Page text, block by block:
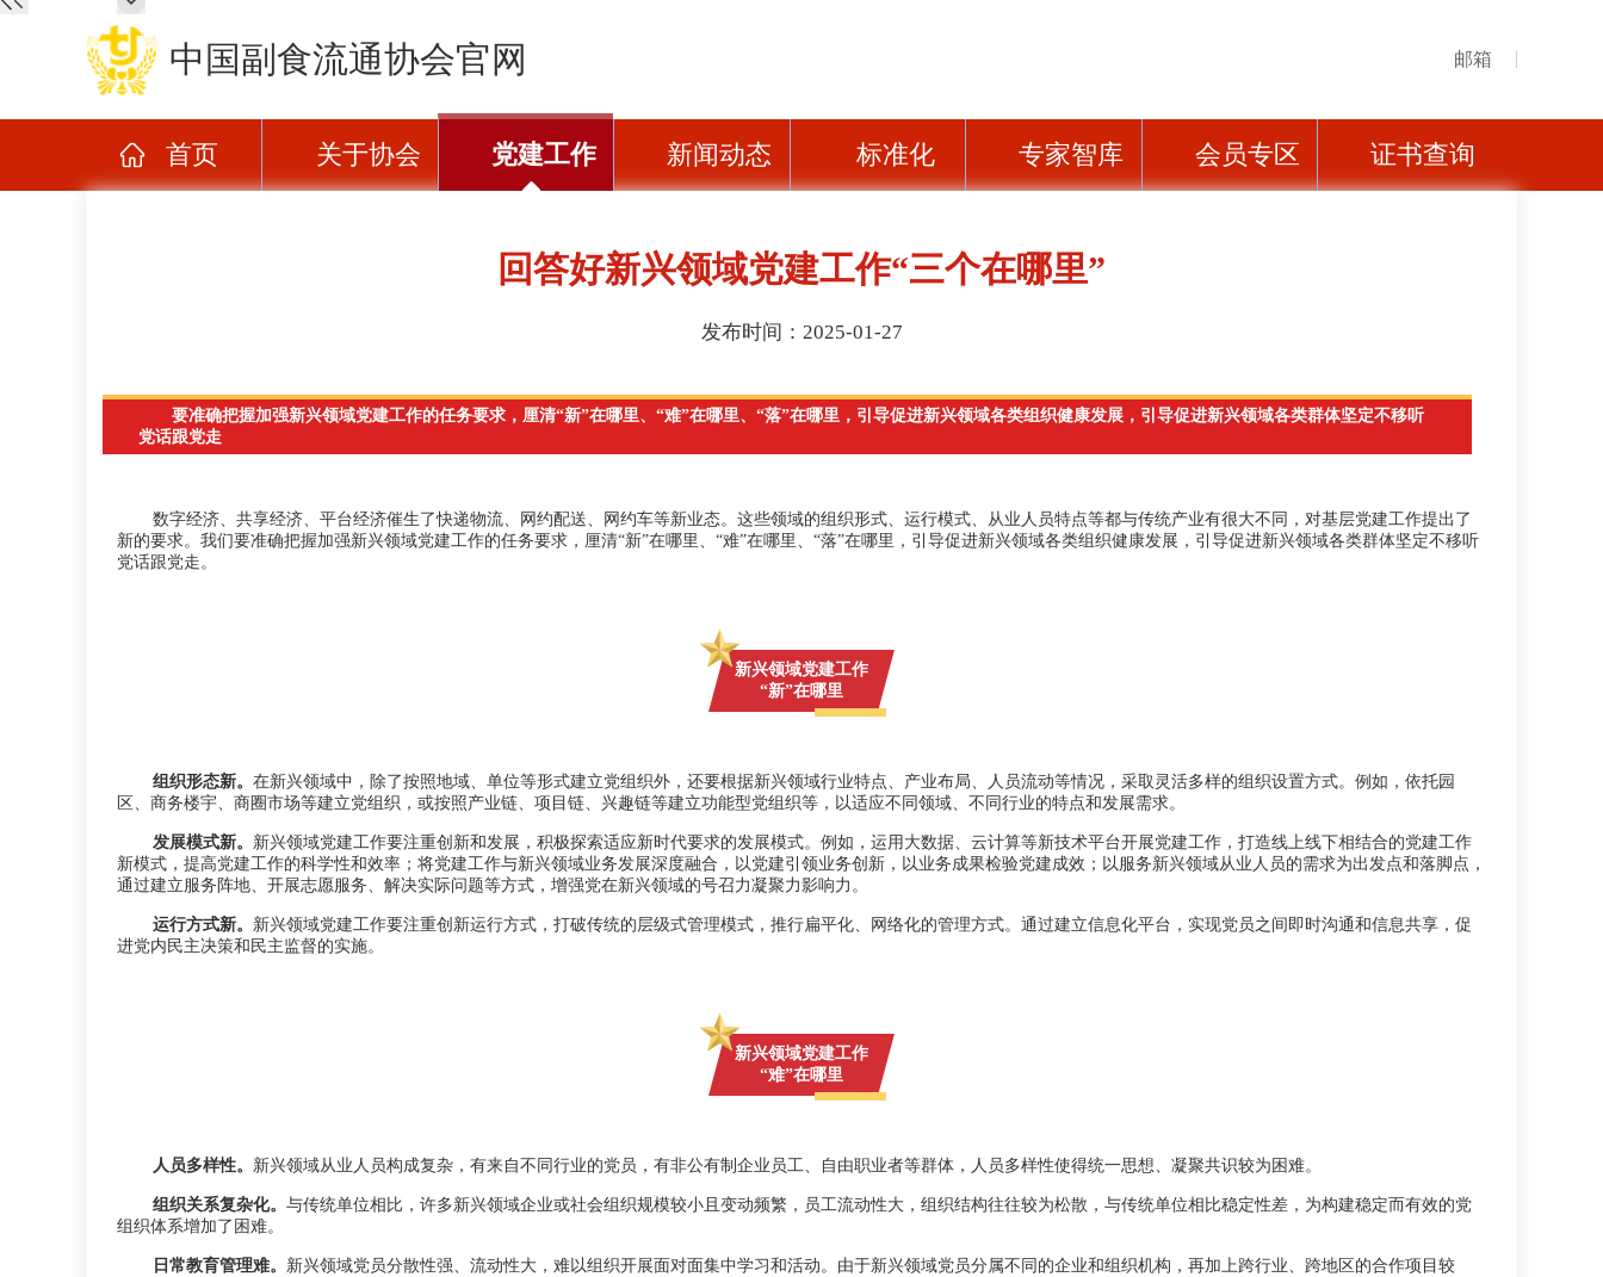
中国副食流通协会官网 邮箱
首页 关于协会 党建工作 新闻动态 标准化 专家智库 会员专区 证书查询
回答好新兴领域党建工作“三个在哪里”
发布时间：2025-01-27
要准确把握加强新兴领域党建工作的任务要求，厘清“新”在哪里、“难”在哪里、“落”在哪里，引导促进新兴领域各类组织健康发展，引导促进新兴领域各类群体坚定不移听
党话跟党走
数字经济、共享经济、平台经济催生了快递物流、网约配送、网约车等新业态。这些领域的组织形式、运行模式、从业人员特点等都与传统产业有很大不同，对基层党建工作提出了
新的要求。我们要准确把握加强新兴领域党建工作的任务要求，厘清“新”在哪里、“难”在哪里、“落”在哪里，引导促进新兴领域各类组织健康发展，引导促进新兴领域各类群体坚定不移听
党话跟党走。
新兴领域党建工作
“新”在哪里
组织形态新。 在新兴领域中，除了按照地域、单位等形式建立党组织外，还要根据新兴领域行业特点、产业布局、人员流动等情况，采取灵活多样的组织设置方式。例如，依托园
区、商务楼宇、商圈市场等建立党组织，或按照产业链、项目链、兴趣链等建立功能型党组织等，以适应不同领域、不同行业的特点和发展需求。
发展模式新。 新兴领域党建工作要注重创新和发展，积极探索适应新时代要求的发展模式。例如，运用大数据、云计算等新技术平台开展党建工作，打造线上线下相结合的党建工作
新模式，提高党建工作的科学性和效率；将党建工作与新兴领域业务发展深度融合，以党建引领业务创新，以业务成果检验党建成效；以服务新兴领域从业人员的需求为出发点和落脚点，
通过建立服务阵地、开展志愿服务、解决实际问题等方式，增强党在新兴领域的号召力凝聚力影响力。
运行方式新。 新兴领域党建工作要注重创新运行方式，打破传统的层级式管理模式，推行扁平化、网络化的管理方式。通过建立信息化平台，实现党员之间即时沟通和信息共享，促
进党内民主决策和民主监督的实施。
新兴领域党建工作
“难”在哪里
人员多样性。 新兴领域从业人员构成复杂，有来自不同行业的党员，有非公有制企业员工、自由职业者等群体，人员多样性使得统一思想、凝聚共识较为困难。
组织关系复杂化。 与传统单位相比，许多新兴领域企业或社会组织规模较小且变动频繁，员工流动性大，组织结构往往较为松散，与传统单位相比稳定性差，为构建稳定而有效的党
组织体系增加了困难。
日常教育管理难。 新兴领域党员分散性强、流动性大，难以组织开展面对面集中学习和活动。由于新兴领域党员分属不同的企业和组织机构，再加上跨行业、跨地区的合作项目较